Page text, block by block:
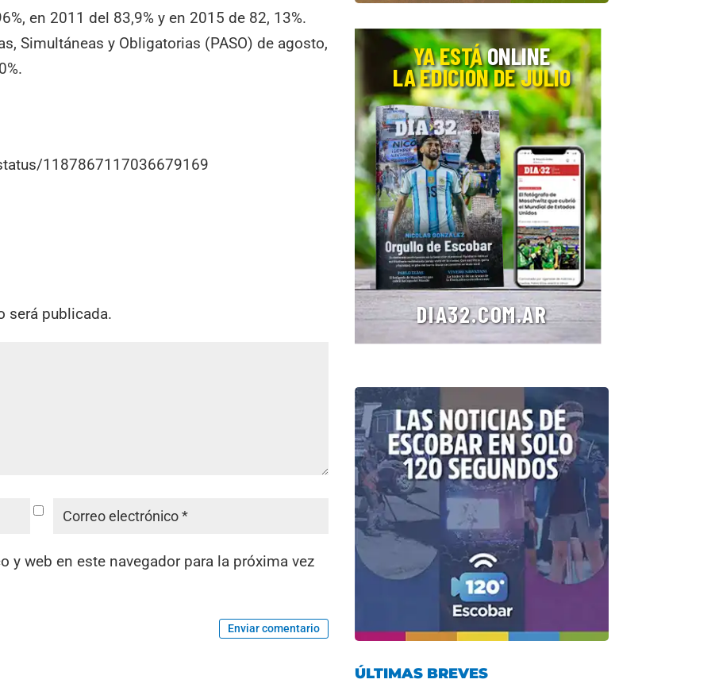
en 2011 del 83,9% y en 2015 de 82, 13%.
Simultáneas y Obligatorias (PASO) de agosto,
1187867117036679169
será publicada.
y web en este navegador para la próxima vez
Enviar comentario
ÚLTIMAS BREVES